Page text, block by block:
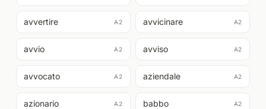
avvertire A2 avvicinare A2
avvio A2 avviso A2
avvocato A2 aziendale A2
azionario A2 babbo A2